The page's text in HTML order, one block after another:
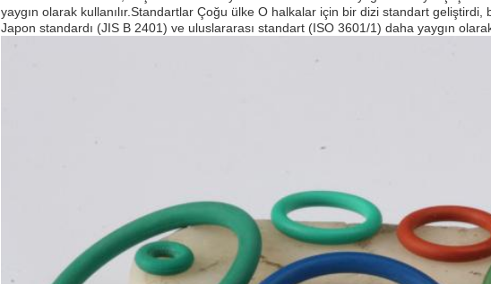
yaygın olarak kullanılır.Standartlar Çoğu ülke O halkalar için bir dizi standart geliştirdi,
Japon standardı (JIS B 2401) ve uluslararası standart (ISO 3601/1) daha yaygın olarak